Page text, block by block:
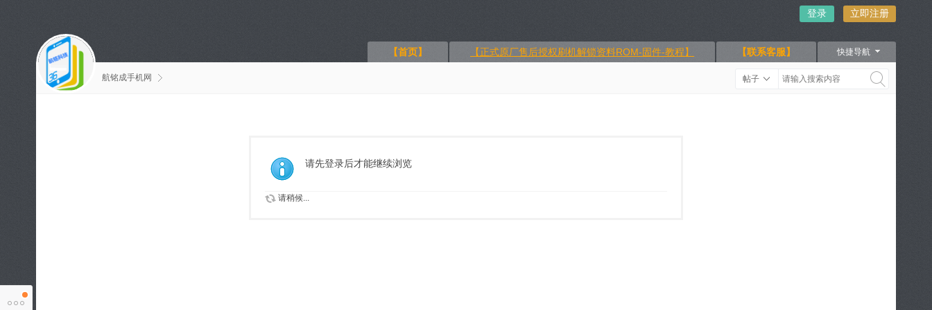
登录 立即注册
快捷导航
【联系客服】
【正式原厂售后授权刷机解锁资料ROM-固件-教程】
【首页】
航铭成手机网 帖子
请先登录后才能继续浏览
请稍候...